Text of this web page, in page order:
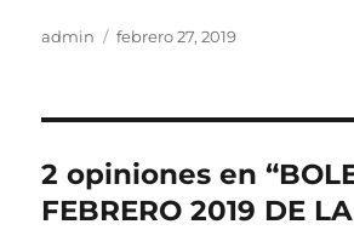
Autor
admin
Publicado
febrero 27, 2019
2 opiniones en
FEBRERO 2019 DE